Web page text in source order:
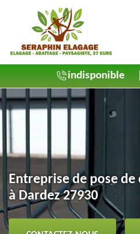
indisponible
Entreprise de pose
à Dardez 27930